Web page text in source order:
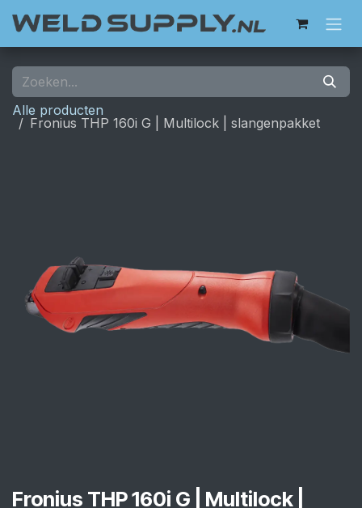
Alle producten
Fronius THP 160i G | Multilock | slangenpakket
Fronius THP 160i G | Multilock |